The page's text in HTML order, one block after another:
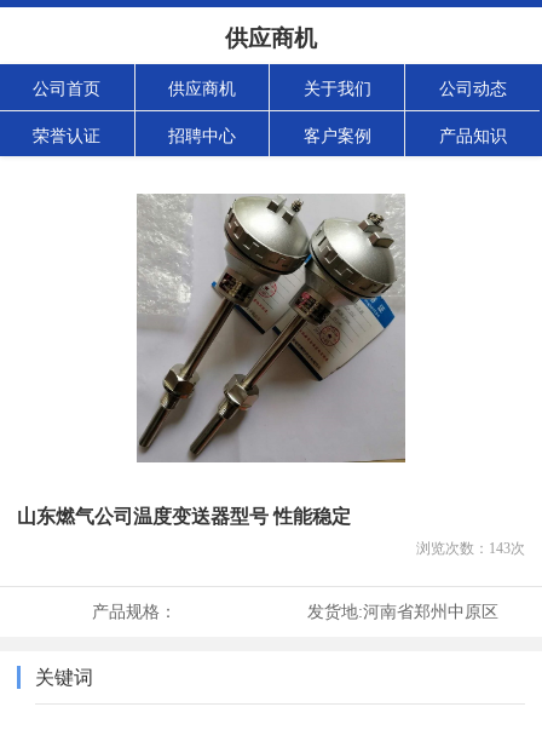
供应商机
公司首页 供应商机 关于我们 公司动态
荣誉认证 招聘中心 客户案例 产品知识
山东燃气公司温度变送器型号 性能稳定
浏览次数： 143次
产品规格： 发货地:河南省郑州中原区
关键词